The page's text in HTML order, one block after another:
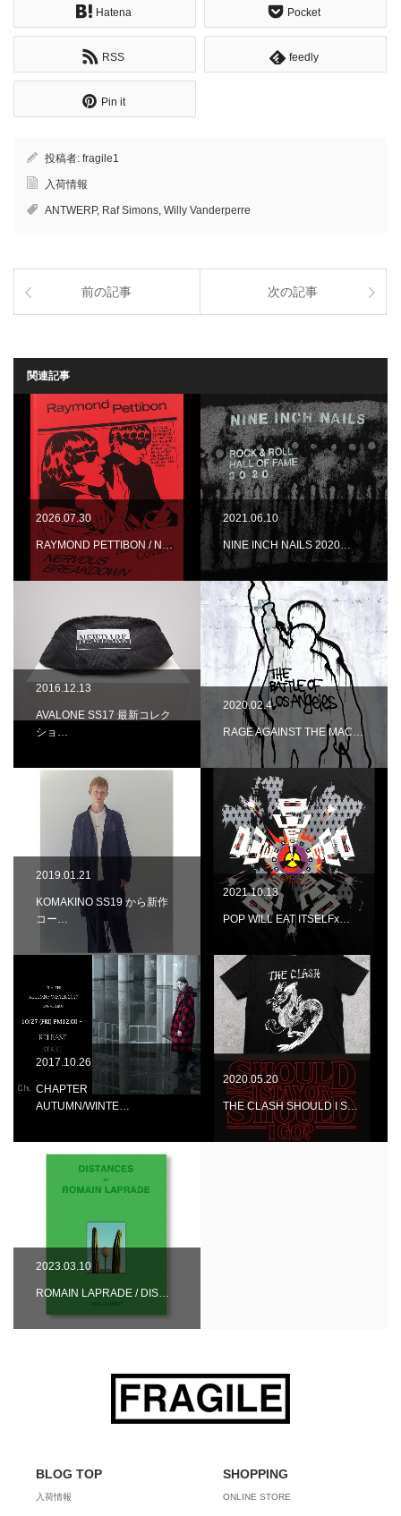
Hatena Pocket
RSS feedly
Pin it
投稿者: fragile1
入荷情報
ANTWERP, Raf Simons Willy Vanderperre
前の記事 次の記事
関連記事
2026.07.30
RAYMOND PETTIBON / N…
2021.06.10
NINE INCH NAILS 2020…
2016.12.13
AVALONE SS17 最新コレク
ショ…
2020.02.4
RAGE AGAINST THE MAC…
2019.01.21
KOMAKINO SS19 から新作
コー…
2021.10.13
POP WILL EAT ITSELFx…
2017.10.26
CHAPTER
AUTUMN/WINTE…
2020.05.20
THE CLASH SHOULD I S…
2023.03.10
ROMAIN LAPRADE / DIS…
BLOG TOP
入荷情報
SHOPPING
ONLINE STORE